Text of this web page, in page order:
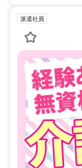
派遣社員